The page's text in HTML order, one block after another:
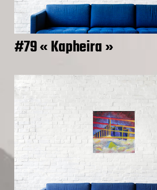
#79 « Kapheira »